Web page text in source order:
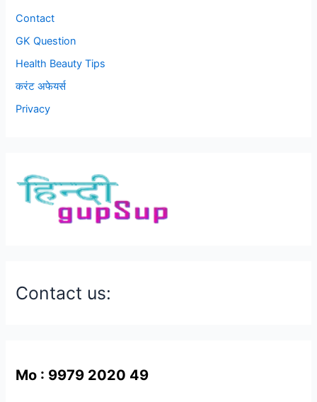
Contact
GK Question
Health Beauty Tips
करंट अफेयर्स
Privacy
Contact us:
Mo : 9979 2020 49